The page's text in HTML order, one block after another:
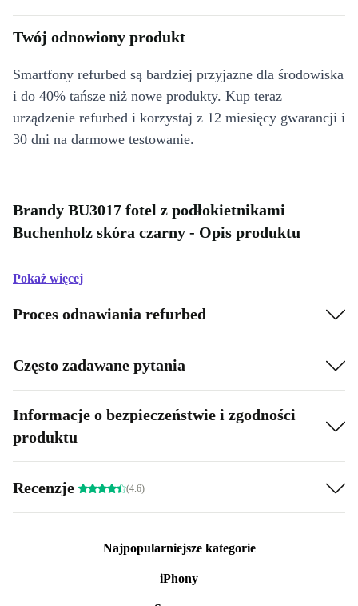
Twój odnowiony produkt
Smartfony refurbed są bardziej przyjazne dla środowiska
i do 40% tańsze niż nowe produkty. Kup teraz
urządzenie refurbed i korzystaj z 12 miesięcy gwarancji i
30 dni na darmowe testowanie.
Brandy BU3017 fotel z podłokietnikami
Buchenholz skóra czarny - Opis produktu
Pokaż więcej
Proces odnawiania refurbed
Często zadawane pytania
Informacje o bezpieczeństwie i zgodności
produktu
Recenzje (4.6)
Najpopularniejsze kategorie
iPhony